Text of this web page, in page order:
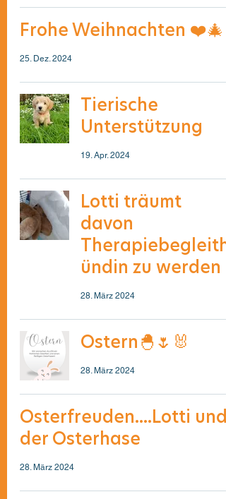
Frohe Weihnachten ❤️🎄
25. Dez. 2024
Tierische
Unterstützung
19. Apr. 2024
Lotti träumt
davon
Therapiebegleith
ündin zu werden
28. März 2024
Ostern🐣🌷🐰
28. März 2024
Osterfreuden....Lotti und
der Osterhase
28. März 2024